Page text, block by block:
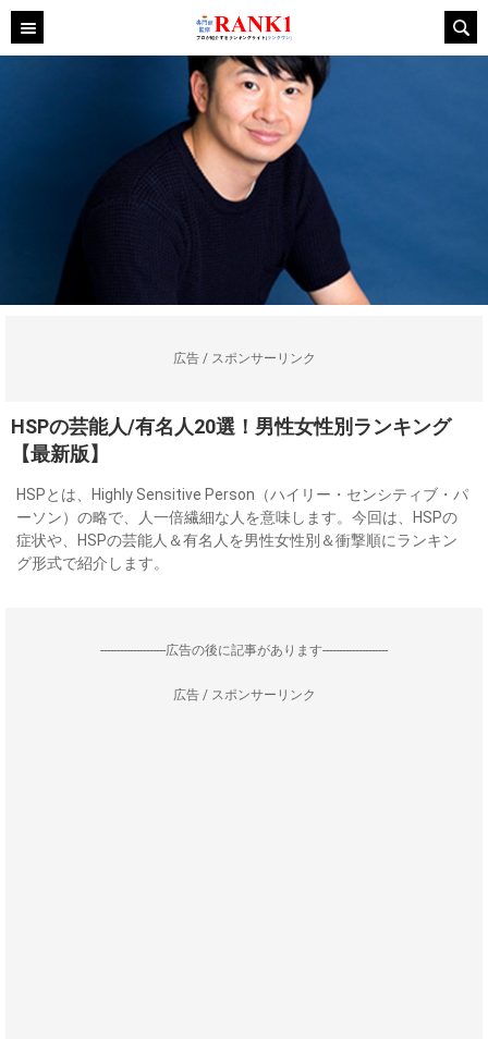
広告 / スポンサーリンク
HSPの芸能人/有名人20選！男性女性別ランキング
【最新版】
HSPとは、Highly Sensitive Person（ハイリー・センシティブ・パ
ーソン）の略で、人一倍繊細な人を意味します。今回は、HSPの
症状や、HSPの芸能人＆有名人を男性女性別＆衝撃順にランキン
グ形式で紹介します。
--------------------広告の後に記事があります--------------------
広告 / スポンサーリンク